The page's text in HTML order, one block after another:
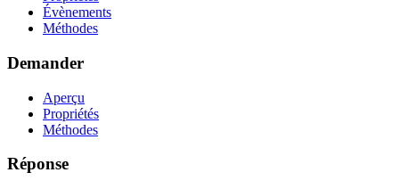
Évènements
Méthodes
Demander
Aperçu
Propriétés
Méthodes
Réponse